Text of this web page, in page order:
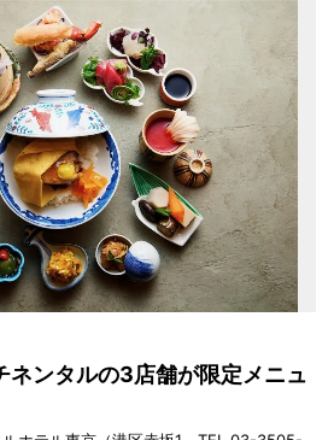
ネンタルの3店舗が限定メニュ